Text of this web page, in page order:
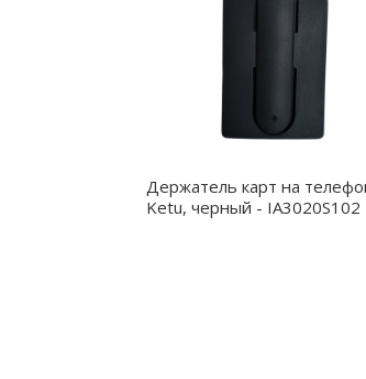
Держатель карт на
Ketu, черный - IA3020S102